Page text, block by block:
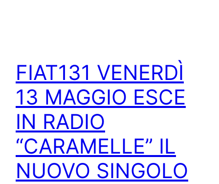
FIAT131 VENERDÌ
13 MAGGIO ESCE
IN RADIO
“CARAMELLE” IL
NUOVO SINGOLO